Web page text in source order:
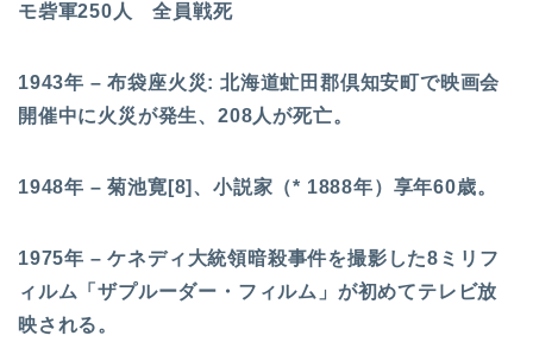
モ砦軍250人 全員戦死
1943年 – 布袋座火災: 北海道虻田郡倶知安町で映画会
開催中に火災が発生、208人が死亡。
1948年 – 菊池寛[8]、小説家（* 1888年）享年60歳。
1975年 – ケネディ大統領暗殺事件を撮影した8ミリフ
ィルム「ザプルーダー・フィルム」が初めてテレビ放
映される。